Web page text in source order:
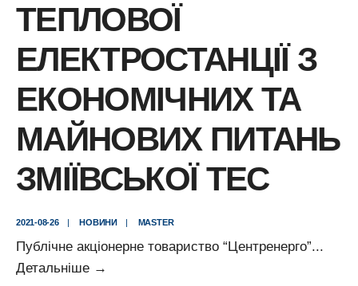
ТЕПЛОВОЇ
ЕЛЕКТРОСТАНЦІЇ З
ЕКОНОМІЧНИХ ТА
МАЙНОВИХ ПИТАНЬ
ЗМІЇВСЬКОЇ ТЕС
2021-08-26 НОВИНИ MASTER
Публічне акціонерне товариство “Центренерго”...
Детальніше →